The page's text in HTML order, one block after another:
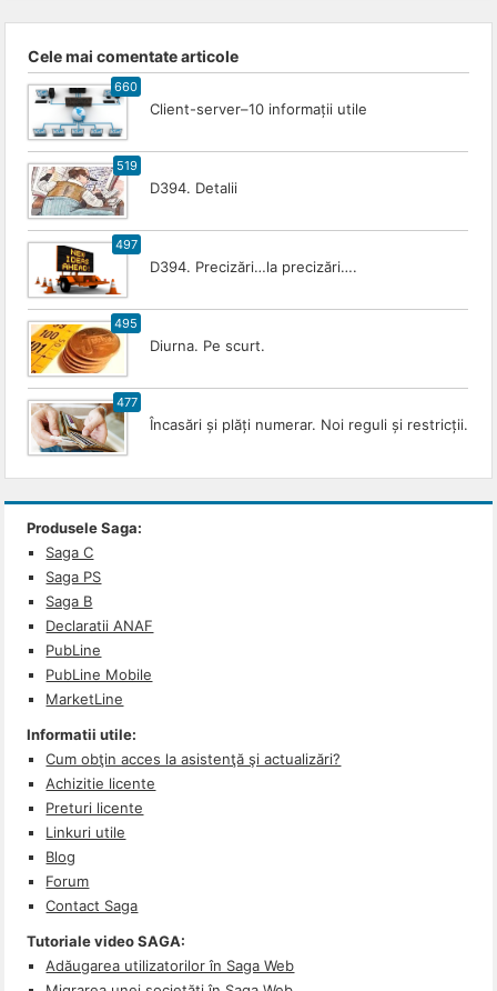
Cele mai comentate articole
660
Client-server–10 informații utile
519
D394. Detalii
497
D394. Precizări…la precizări….
495
Diurna. Pe scurt.
477
Încasări și plăți numerar. Noi reguli și restricții.
Produsele Saga:
Saga C
Saga PS
Saga B
Declaratii ANAF
PubLine
PubLine Mobile
MarketLine
Informatii utile:
Cum obţin acces la asistenţă şi actualizări?
Achizitie licente
Preturi licente
Linkuri utile
Blog
Forum
Contact Saga
Tutoriale video SAGA:
Adăugarea utilizatorilor în Saga Web